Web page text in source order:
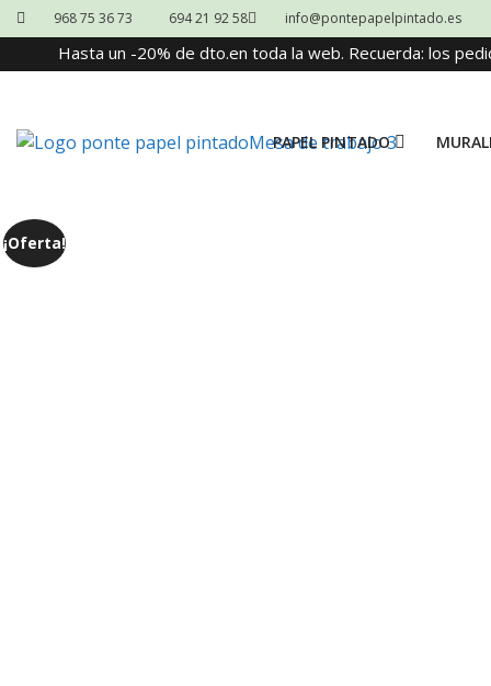
968 75 36 73 694 21 92 58 info@pontepapelpintado.es
Hasta un -20% de dto.en toda la web. Recuerda: los
PAPEL PINTADO
¡Oferta!